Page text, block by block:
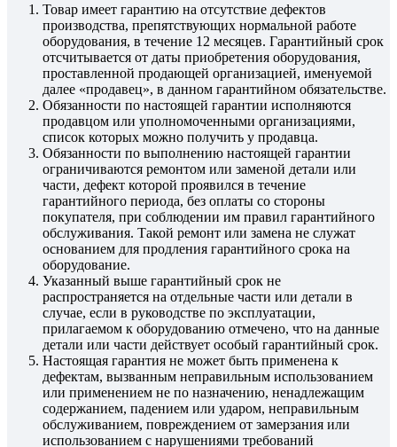
Товар имеет гарантию на отсутствие дефектов
производства, препятствующих нормальной работе
оборудования, в течение 12 месяцев. Гарантийный срок
отсчитывается от даты приобретения оборудования,
проставленной продающей организацией, именуемой
далее «продавец», в данном гарантийном обязательстве.
Обязанности по настоящей гарантии исполняются
продавцом или уполномоченными организациями,
список которых можно получить у продавца.
Обязанности по выполнению настоящей гарантии
ограничиваются ремонтом или заменой детали или
части, дефект которой проявился в течение
гарантийного периода, без оплаты со стороны
покупателя, при соблюдении им правил гарантийного
обслуживания. Такой ремонт или замена не служат
основанием для продления гарантийного срока на
оборудование.
Указанный выше гарантийный срок не
распространяется на отдельные части или детали в
случае, если в руководстве по эксплуатации,
прилагаемом к оборудованию отмечено, что на данные
детали или части действует особый гарантийный срок.
Настоящая гарантия не может быть применена к
дефектам, вызванным неправильным использованием
или применением не по назначению, ненадлежащим
содержанием, падением или ударом, неправильным
обслуживанием, повреждением от замерзания или
использованием с нарушениями требований